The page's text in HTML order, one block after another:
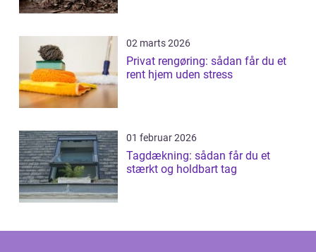
02 marts 2026
Privat rengøring: sådan får du et
rent hjem uden stress
01 februar 2026
Tagdækning: sådan får du et
stærkt og holdbart tag